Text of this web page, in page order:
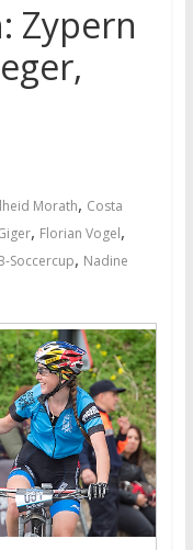
Zypern
Morath, Costa
, Florian Vogel,
Soccercup, Nadine